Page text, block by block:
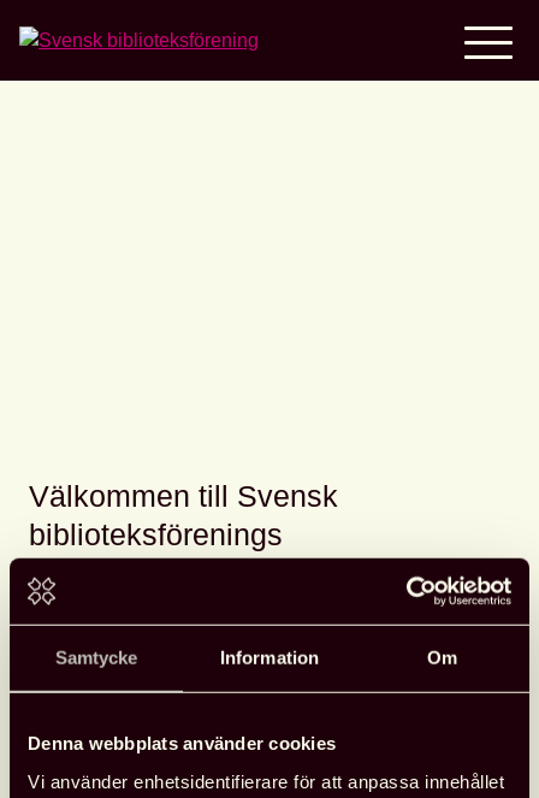
Samtycke Information Om
Denna webbplats använder cookies
Vi använder enhetsidentifierare för att anpassa innehållet
Välkommen till Svensk
biblioteksförenings
medlemsmingel på
Stadsbiblioteket under
Bokmässan i Göteborg.
20.30 på Stadsbiblioteket i Göteborg, Götaplatsen 3.